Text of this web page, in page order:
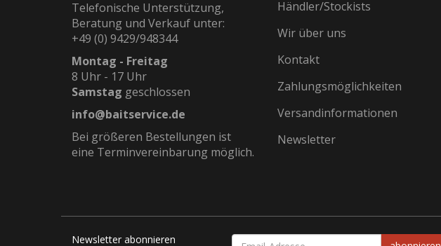
Telefonische Unterstützung,
Beratung und Verkauf unter:
+49 (0) 9429/948344
Montag - Freitag
8 Uhr - 17 Uhr
Samstag geschlossen
info@baitservice.de
Bei größeren Bestellungen ist
eine Terminvereinbarung möglich.
Händler/Stockists
Wir über uns
Kontakt
Zahlungsmöglichkeiten
Versandinformationen
Newsletter
Newsletter abonnieren
EMAIL-